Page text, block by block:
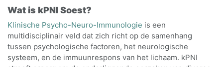
Wat is kPNI Soest?
Klinische Psycho-Neuro-Immunologie is een
multidisciplinair veld dat zich richt op de samenhang
tussen psychologische factoren, het neurologische
systeem, en de immuunrespons van het lichaam. kPNI